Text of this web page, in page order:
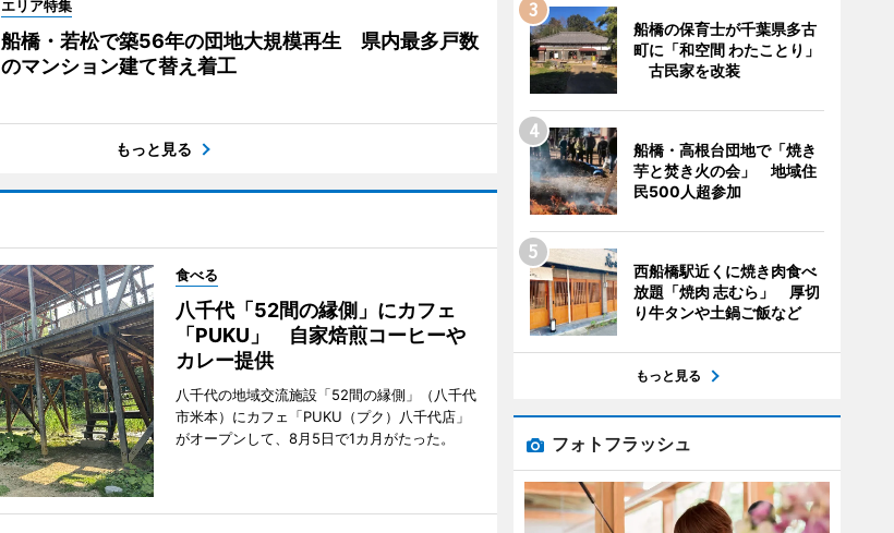
エリア特集
船橋・若松で築56年の団地大規模再生 県内最多戸数
のマンション建て替え着工
もっと見る
食べる
八千代「52間の縁側」にカフェ
「PUKU」 自家焙煎コーヒーや
カレー提供
八千代の地域交流施設「52間の縁側」（八千代
市米本）にカフェ「PUKU（プク）八千代店」
がオープンして、8月5日で1カ月がたった。
船橋の保育士が千葉県多古
町に「和空間 わたことり」
古民家を改装
船橋・高根台団地で「焼き
芋と焚き火の会」 地域住
民500人超参加
西船橋駅近くに焼き肉食べ
放題「焼肉 志むら」 厚切
り牛タンや土鍋ご飯など
もっと見る
フォトフラッシュ